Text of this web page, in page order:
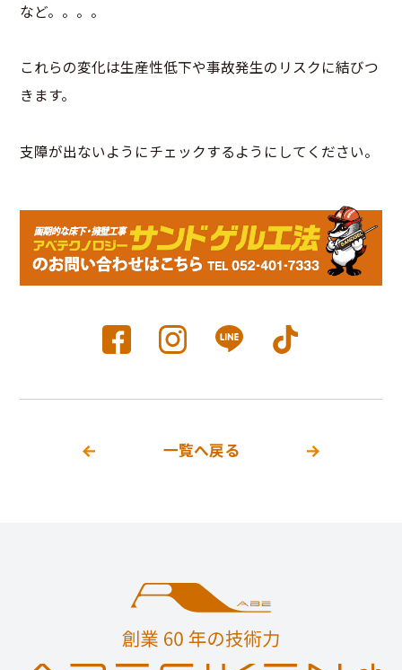
など。。。。
これらの変化は生産性低下や事故発生のリスクに結びつ
きます。
支障が出ないようにチェックするようにしてください。
一覧へ戻る